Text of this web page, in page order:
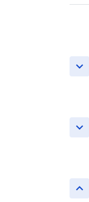
keyboard_arrow_down
keyboard_arrow_down
keyboard_arrow_up